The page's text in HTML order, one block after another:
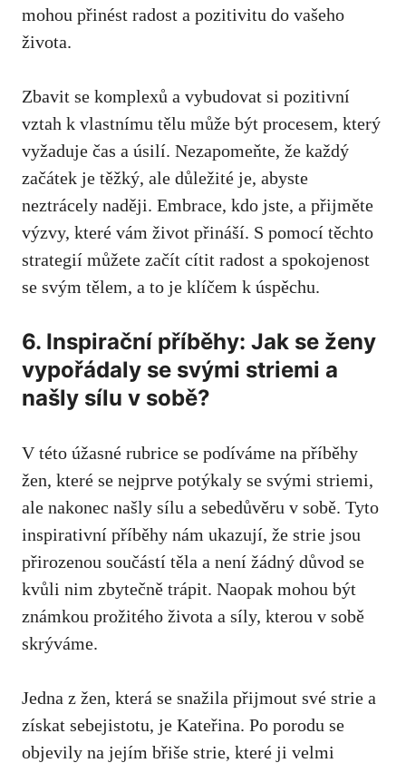
mohou ‍přinést radost a pozitivitu ‌do ‌vašeho
života.
Zbavit se​ komplexů a​ vybudovat si pozitivní⁢
vztah k​ vlastnímu tělu může být procesem, který‍
vyžaduje čas a úsilí. Nezapomeňte, že každý
začátek je těžký, ale ​důležité je, abyste
neztrácely naději. Embrace, kdo jste, a‍ přijměte
výzvy, které vám ⁤život přináší. S pomocí těchto
strategií můžete ⁤začít cítit radost‌ a spokojenost
se ⁣svým ‌tělem, a to je klíčem k úspěchu.
6. Inspirační příběhy: Jak se ženy
vypořádaly se svými striemi a
našly sílu v sobě?
V této úžasné rubrice se podíváme na příběhy
žen, které se nejprve​ potýkaly se svými striemi,
ale nakonec našly sílu a sebedůvěru v sobě. Tyto
inspirativní příběhy nám ukazují,‍ že strie jsou
přirozenou součástí těla a není ⁢žádný​ důvod se
kvůli nim zbytečně trápit. ⁢Naopak mohou být
známkou ‍prožitého života a síly, kterou v sobě ​
skrýváme.
Jedna z žen, která ⁢se snažila přijmout své strie a
získat sebejistotu, je Kateřina. Po porodu se
objevily na jejím břiše strie, které ji⁤ velmi